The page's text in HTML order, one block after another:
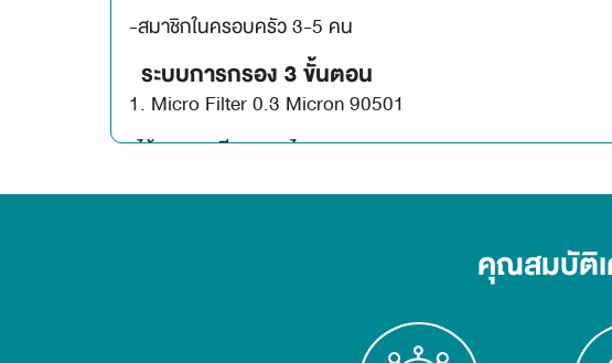
-สมาชิกในครอบครัว 3-5 คน
ระบบการกรอง 3 ขั้นตอน
1. Micro Filter 0.3 Micron 90501
-ไส้กรองละเอียด 0.3 ไมครอน
ผสานเทคโนโลยีไมโครแบน ลิขสิทธิ์เฉพาะเพียว สามารถยับยั้งการ
คุณสมบัติเ